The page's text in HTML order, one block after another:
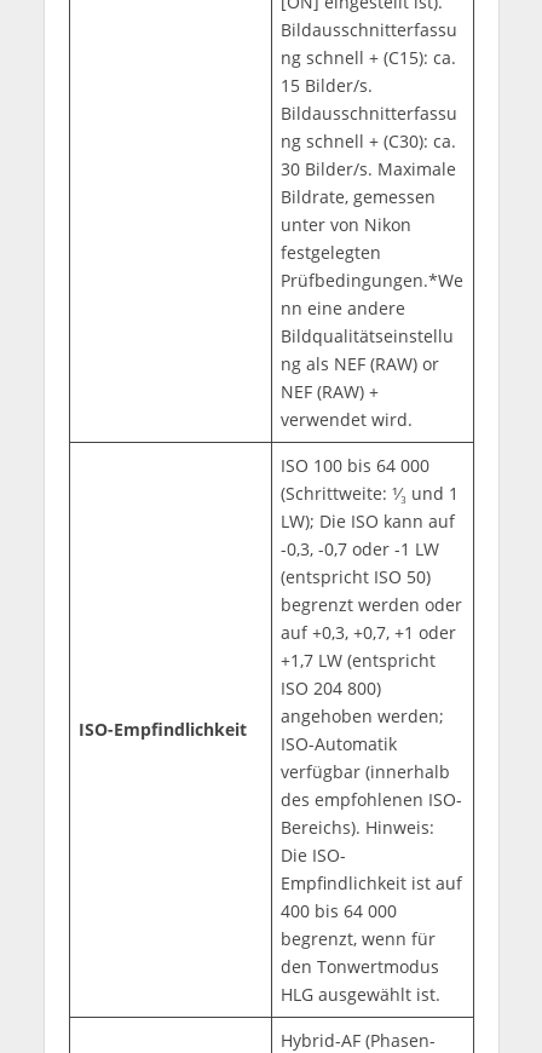
Bildausschnitterfassu
ng schnell + (C15): ca.
15 Bilder/s.
Bildausschnitterfassu
ng schnell + (C30): ca.
30 Bilder/s. Maximale
Bildrate, gemessen
unter von Nikon
festgelegten
Prüfbedingungen.*We
nn eine andere
Bildqualitätseinstellu
ng als NEF (RAW) or
NEF (RAW) +
verwendet wird.
ISO-Empfindlichkeit
ISO 100 bis 64 000
(Schrittweite: ¹⁄₃ und 1
LW); Die ISO kann auf
-0,3, -0,7 oder -1 LW
(entspricht ISO 50)
begrenzt werden oder
auf +0,3, +0,7, +1 oder
+1,7 LW (entspricht
ISO 204 800)
angehoben werden;
ISO-Automatik
verfügbar (innerhalb
des empfohlenen ISO-
Bereichs). Hinweis:
Die ISO-
Empfindlichkeit ist auf
400 bis 64 000
begrenzt, wenn für
den Tonwertmodus
HLG ausgewählt ist.
Hybrid-AF (Phasen-